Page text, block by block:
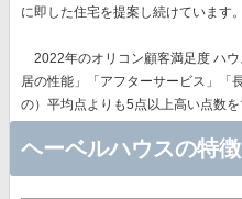
に即した住宅を提案し続けています。
2022年のオリコン顧客満足度 ハウ
居の性能」「アフターサービス」「
の）平均点よりも5点以上高い点数を
ヘーベルハウスの特徴